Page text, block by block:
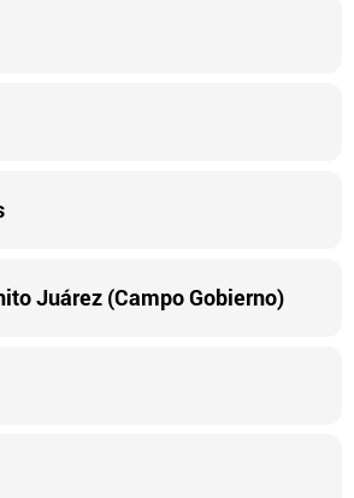
Juárez (Campo Gobierno)